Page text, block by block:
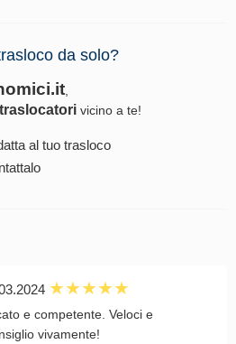
da solo?
vicino a te!
al tuo trasloco
e competente. Veloci e
vivamente!